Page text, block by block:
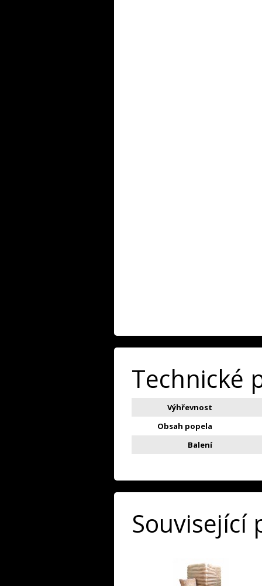
Technické
Výhřevnost
Obsah popela
Balení
Související